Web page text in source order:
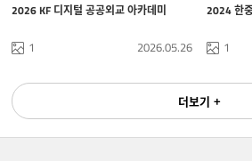
2026 KF 디지털 공공외교 아카데미
1 2026.05.26
2024 한
1
더보기 +